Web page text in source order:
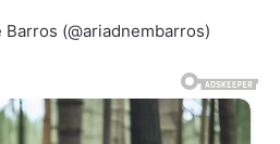
(@ariadnembarros)